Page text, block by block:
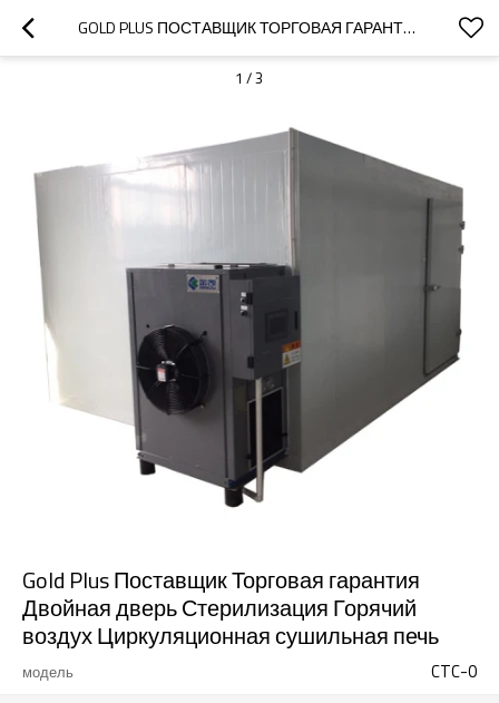
GOLD PLUS ПОСТАВЩИК ТОРГОВАЯ ГАРАНТИЯ ДВОЙНАЯ ДВЕРЬ СТЕРИЛИЗАЦИЯ ГОРЯЧИЙ ВОЗДУХ ЦИРКУЛЯЦИОННАЯ СУШИЛЬНАЯ ПЕЧЬ
1 /3
Gold Plus Поставщик Торговая гарантия
Двойная дверь Стерилизация Горячий
воздух Циркуляционная сушильная печь
модель CTC-0